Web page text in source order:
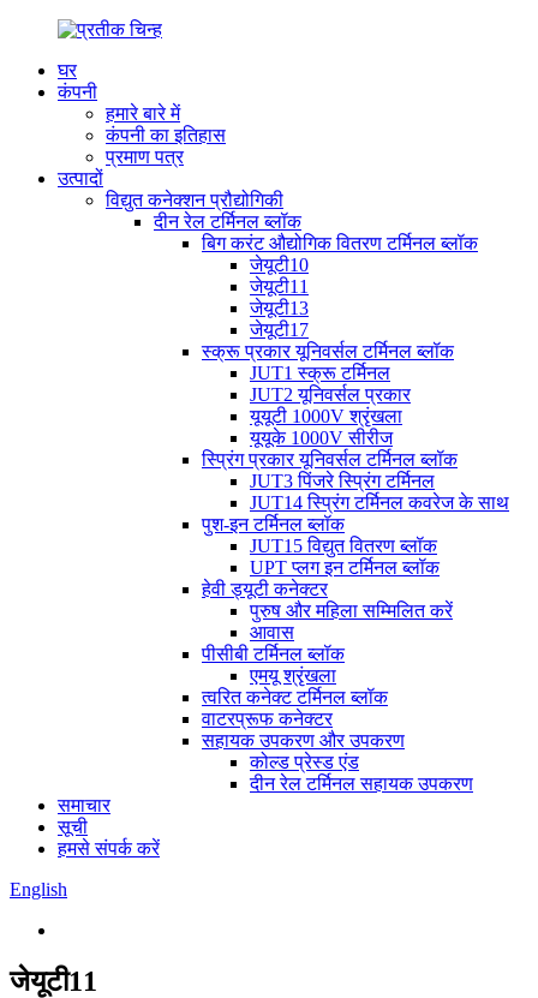
घर
कंपनी
हमारे बारे में
कंपनी का इतिहास
प्रमाण पत्र
उत्पादों
विद्युत कनेक्शन प्रौद्योगिकी
दीन रेल टर्मिनल ब्लॉक
बिग करंट औद्योगिक वितरण टर्मिनल ब्लॉक
जेयूटी10
जेयूटी11
जेयूटी13
जेयूटी17
स्क्रू प्रकार यूनिवर्सल टर्मिनल ब्लॉक
JUT1 स्क्रू टर्मिनल
JUT2 यूनिवर्सल प्रकार
यूयूटी 1000V श्रृंखला
यूयूके 1000V सीरीज
स्प्रिंग प्रकार यूनिवर्सल टर्मिनल ब्लॉक
JUT3 पिंजरे स्प्रिंग टर्मिनल
JUT14 स्प्रिंग टर्मिनल कवरेज के साथ
पुश-इन टर्मिनल ब्लॉक
JUT15 विद्युत वितरण ब्लॉक
UPT प्लग इन टर्मिनल ब्लॉक
हेवी ड्यूटी कनेक्टर
पुरुष और महिला सम्मिलित करें
आवास
पीसीबी टर्मिनल ब्लॉक
एमयू श्रृंखला
त्वरित कनेक्ट टर्मिनल ब्लॉक
वाटरप्रूफ कनेक्टर
सहायक उपकरण और उपकरण
कोल्ड प्रेस्ड एंड
दीन रेल टर्मिनल सहायक उपकरण
समाचार
सूची
हमसे संपर्क करें
English
जेयूटी11